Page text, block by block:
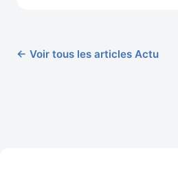
← Voir tous les articles Actu